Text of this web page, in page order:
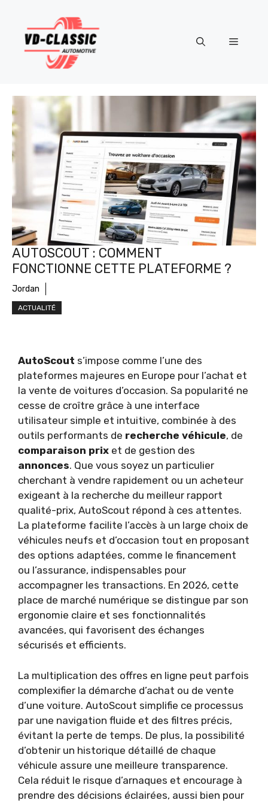
contenu
Menu
AUTOSCOUT : COMMENT
FONCTIONNE CETTE PLATEFORME ?
Jordan
ACTUALITÉ
AutoScout s’impose comme l’une des
plateformes majeures en Europe pour l’achat et
la vente de voitures d’occasion. Sa popularité ne
cesse de croître grâce à une interface
utilisateur simple et intuitive, combinée à des
outils performants de recherche véhicule, de
comparaison prix et de gestion des
annonces. Que vous soyez un particulier
cherchant à vendre rapidement ou un acheteur
exigeant à la recherche du meilleur rapport
qualité-prix, AutoScout répond à ces attentes.
La plateforme facilite l’accès à un large choix de
véhicules neufs et d’occasion tout en proposant
des options adaptées, comme le financement
ou l’assurance, indispensables pour
accompagner les transactions. En 2026, cette
place de marché numérique se distingue par son
ergonomie claire et ses fonctionnalités
avancées, qui favorisent des échanges
sécurisés et efficients.
La multiplication des offres en ligne peut parfois
complexifier la démarche d’achat ou de vente
d’une voiture. AutoScout simplifie ce processus
par une navigation fluide et des filtres précis,
évitant la perte de temps. De plus, la possibilité
d’obtenir un historique détaillé de chaque
véhicule assure une meilleure transparence.
Cela réduit le risque d’arnaques et encourage à
prendre des décisions éclairées, aussi bien pour